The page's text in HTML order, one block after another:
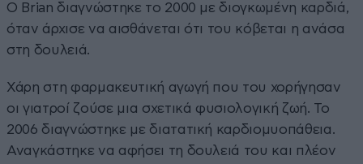
Ο Brian διαγνώστηκε το 2000 με διογκωμένη καρδιά,
όταν άρχισε να αισθάνεται ότι του κόβεται η ανάσα
στη δουλειά.
Χάρη στη φαρμακευτική αγωγή που του χορήγησαν
οι γιατροί ζούσε μια σχετικά φυσιολογική ζωή. Το
2006 διαγνώστηκε με διατατική καρδιομυοπάθεια.
Αναγκάστηκε να αφήσει τη δουλειά του και πλέον